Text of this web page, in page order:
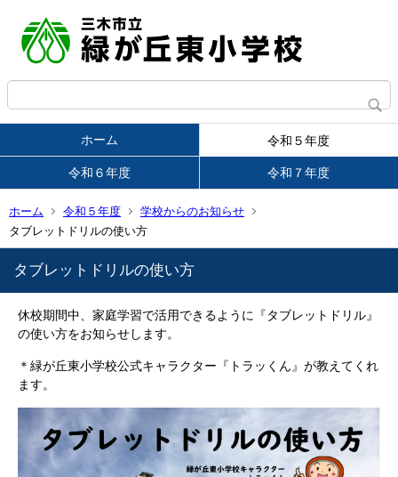
ホーム 令和５年度
令和６年度 令和７年度
ホーム 令和５年度
学校からのお知らせ
タブレットドリルの使い方
タブレットドリルの使い方
休校期間中、家庭学習で活用できるように『タブレットドリル』
の使い方をお知らせします。
＊緑が丘東小学校公式キャラクター『トラッくん』が教えてくれ
ます。